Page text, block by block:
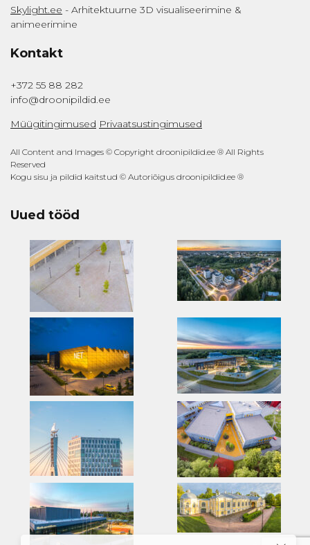
Skylight.ee - Arhitektuurne 3D visualiseerimine &
animeerimine
Kontakt
+372 55 88 282
info@droonipildid.ee
Müügitingimused Privaatsustingimused
All Content and Images © Copyright droonipildid.ee ® All Rights
Reserved
Kogu sisu ja pildid kaitstud © Autoriõigus droonipildid.ee ®
Uued tööd